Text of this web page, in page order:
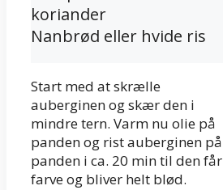
koriander
Nanbrød eller hvide ris
Start med at skrælle
auberginen og skær den i
mindre tern. Varm nu olie på
panden og rist auberginen på
panden i ca. 20 min til den får
farve og bliver helt blød.